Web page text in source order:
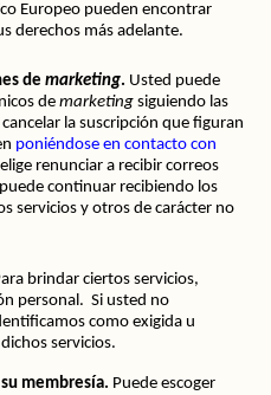
Europeo pueden encontrar
derechos más adelante.
de marketing. Usted puede
de marketing siguiendo las
la suscripción que figuran
poniéndose en contacto con
renunciar a recibir correos
continuar recibiendo los
servicios y otros de carácter no
brindar ciertos servicios,
personal.  Si usted no
como exigida u
servicios.
membresía. Puede escoger